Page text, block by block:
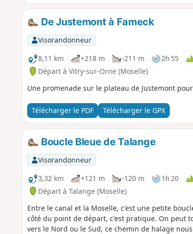
De Justemont à Fameck
Visorandonneur
8,11 km
+218 m -211 m 2h 55
Départ à Vitry-sur-Orne (Moselle)
Une promenade sur le plateau de Justemont
Télécharger le PDF Télécharger le GPX
Boucle Bleue de Talange
Visorandonneur
3,32 km
+121 m -120 m 1h 20
Départ à Talange (Moselle)
Entre le canal et la Moselle, c'est une petite
côté du point de départ, c'est pratique. On peut
vers le Nord ou le Sud, ce chemin de halage